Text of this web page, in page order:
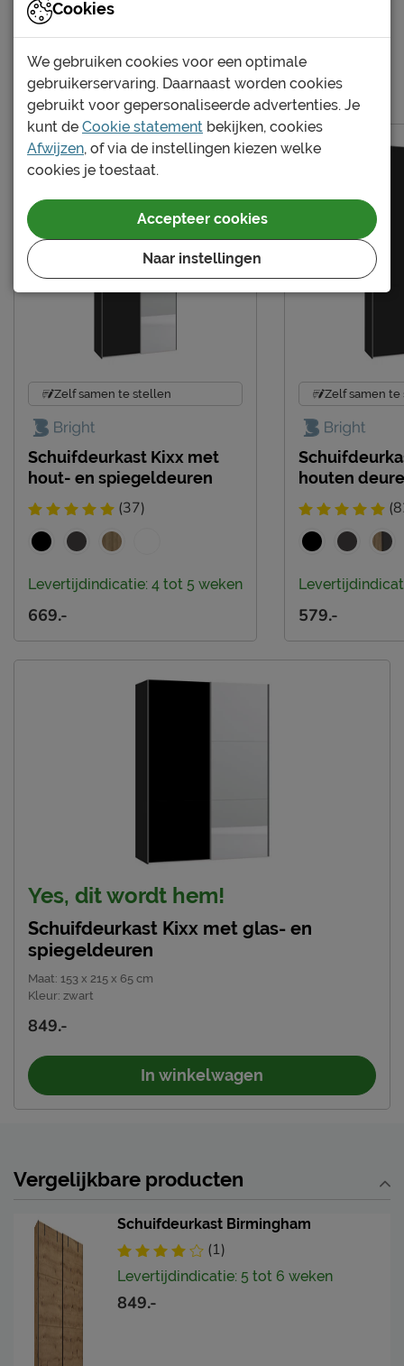
Kastverdeling per
1 legplank en 1 roede
Materiaal
Materiaal
Goed om te weten
Garantie
Montage
niet inbegrepen
Uden, Nederland
Emailadres
info@beterbed.nl
Kixx kast 150-200 montagetekening
Meer van de serie Kixx
Zelf samen te stellen
Schuifdeurkast Kixx met
hout- en spiegeldeuren
(37)
Levertijdindicatie: 4 tot 5 weken
669.-
Zelf samen
houten
579.-
Yes, dit wordt hem!
Schuifdeurkast Kixx met glas- en
spiegeldeuren
Maat: 153 x 215 x 65 cm
Kleur: zwart
849.-
In winkelwagen
Vergelijkbare producten
Schuifdeurkast Birmingham
(1)
Levertijdindicatie: 5 tot 6 weken
849.-
Cookies
We gebruiken cookies voor een optimale
gebruikerservaring. Daarnaast worden cookies
gebruikt voor gepersonaliseerde advertenties. Je
kunt de Cookie statement bekijken, cookies
Afwijzen, of via de instellingen kiezen welke
cookies je toestaat.
Naar instellingen
Accepteer cookies